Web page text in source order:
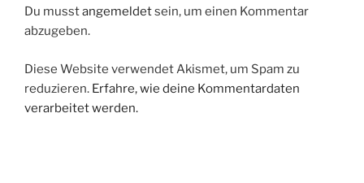
Du musstangemeldetsein, um einen Kommentar
abzugeben.
Diese Website verwendet Akismet, um Spam zu
reduzieren. Erfahre, wie deine Kommentardaten
verarbeitet werden.